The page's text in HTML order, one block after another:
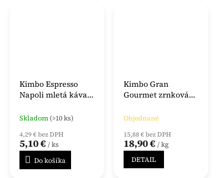
Kimbo Espresso
Napoli mletá káva
Skladom (>10 ks)
4,29 € bez DPH
5,10 € / ks
Do košíka
Kimbo Gran
Gourmet zrnková
Objednané
15,88 € bez DPH
18,90 € / kg
DETAIL